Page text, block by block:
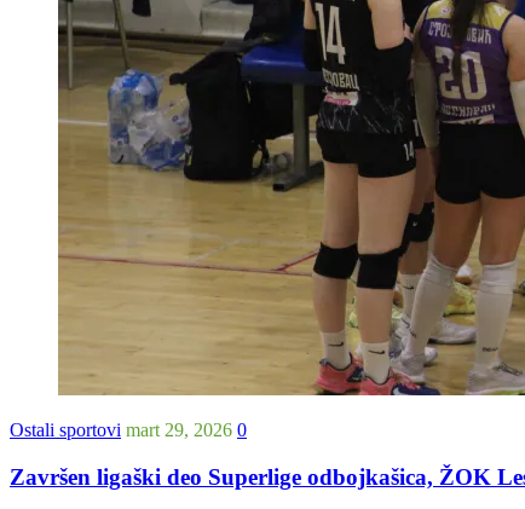
Ostali sportovi mart 29, 2026 0
Završen ligaški deo Superlige odbojkašica, ŽOK